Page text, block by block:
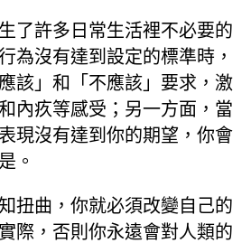
了許多日常生活裡不必要的
為沒有達到設定的標準時，
該」和「不應該」要求，激
內疚等感受；另一方面，當
現沒有達到你的期望，你會
。
扭曲，你就必須改變自己的
際，否則你永遠會對人類的